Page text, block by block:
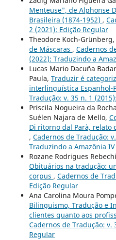
Menteuse", de Alphonse
Brasileira (1874-1952) ,
2 (2021): Edição Regular
Theodore Koch-
de Máscaras , Cadernos
(2022): Traduzindo a
Lucas Mario Dacuña
Paula, Traduzir é
interlinguística Espanhol-
Tradução: v. 35 n. 1
Priscila Nogueira da
Suélen Najara de Mello,
Di ritorno dal Parà, relato
, Cadernos de Tradução:
Traduzindo a Amazônia IV
Rozane Rodrigues
Obituários na tradução:
corpus , Cadernos de
Edição Regular
Ana Carolina Moura
Bilinguismo, Tradução e
clientes quanto aos
Cadernos de Tradução: v.
Regular